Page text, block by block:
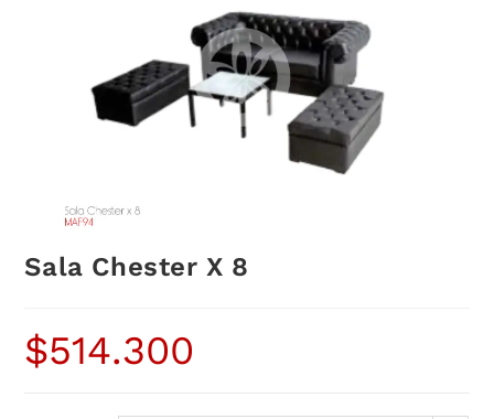
Sala Chester X 8
$514.300